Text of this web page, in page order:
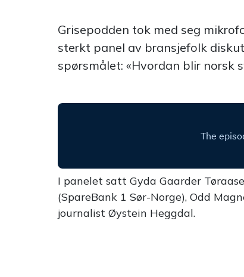
Grisepodden tok med seg
sterkt panel av bransjefolk
spørsmålet: «Hvordan blir norsk
I panelet satt Gyda Gaarder
(SpareBank 1 Sør-Norge), Odd
journalist Øystein Heggdal.